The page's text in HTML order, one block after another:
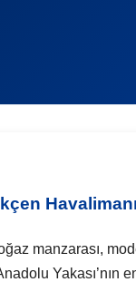
manzarası,
Yakası’nın